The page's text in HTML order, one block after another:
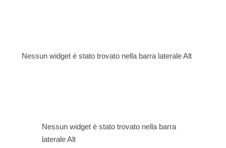
Nessun widget è stato trovato nella barra laterale Alt
Nessun widget è stato trovato nella barra
laterale Alt